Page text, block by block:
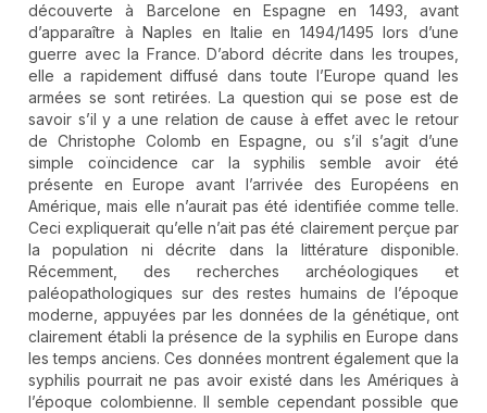
découverte à Barcelone en Espagne en 1493, avant
d’apparaître à Naples en Italie en 1494/1495 lors d’une
guerre avec la France. D’abord décrite dans les troupes,
elle a rapidement diffusé dans toute l’Europe quand les
armées se sont retirées. La question qui se pose est de
savoir s’il y a une relation de cause à effet avec le retour
de Christophe Colomb en Espagne, ou s’il s’agit d’une
simple coïncidence car la syphilis semble avoir été
présente en Europe avant l’arrivée des Européens en
Amérique, mais elle n’aurait pas été identifiée comme telle.
Ceci expliquerait qu’elle n’ait pas été clairement perçue par
la population ni décrite dans la littérature disponible.
Récemment, des recherches archéologiques et
paléopathologiques sur des restes humains de l’époque
moderne, appuyées par les données de la génétique, ont
clairement établi la présence de la syphilis en Europe dans
les temps anciens. Ces données montrent également que la
syphilis pourrait ne pas avoir existé dans les Amériques à
l’époque colombienne. Il semble cependant possible que